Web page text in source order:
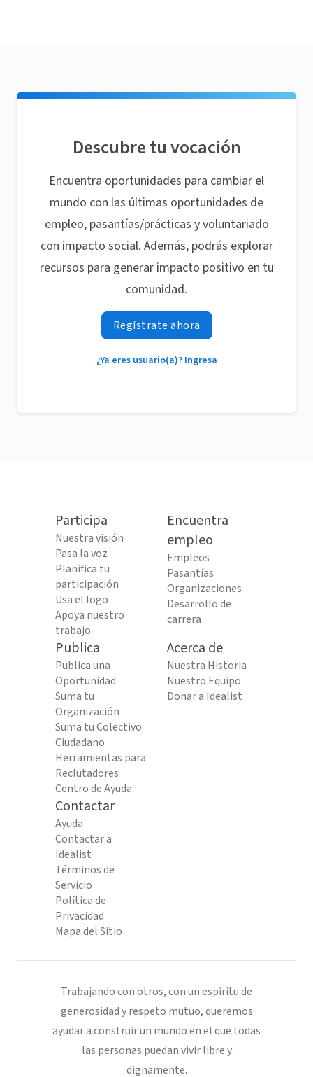
Descubre tu vocación
Encuentra oportunidades para cambiar el
mundo con las últimas oportunidades de
empleo, pasantías/prácticas y voluntariado
con impacto social. Además, podrás explorar
recursos para generar impacto positivo en tu
comunidad.
Regístrate ahora
¿Ya eres usuario(a)? Ingresa
Participa
Nuestra visión
Pasa la voz
Planifica tu
participación
Usa el logo
Apoya nuestro
trabajo
Encuentra
empleo
Empleos
Pasantías
Organizaciones
Desarrollo de
carrera
Publica
Publica una
Oportunidad
Suma tu
Organización
Suma tu Colectivo
Ciudadano
Herramientas para
Reclutadores
Centro de Ayuda
Acerca de
Nuestra Historia
Nuestro Equipo
Donar a Idealist
Contactar
Ayuda
Contactar a
Idealist
Términos de
Servicio
Política de
Privacidad
Mapa del Sitio
Trabajando con otros, con un espíritu de
generosidad y respeto mutuo, queremos
ayudar a construir un mundo en el que todas
las personas puedan vivir libre y
dignamente.